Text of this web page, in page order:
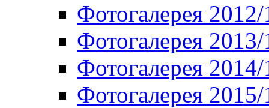
Фотогалерея
Фотогалерея
Фотогалерея
Фотогалерея